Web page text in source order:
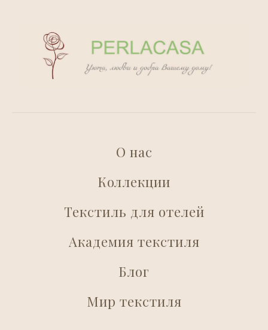
О нас
Коллекции
Текстиль для отелей
Академия текстиля
Блог
Мир текстиля